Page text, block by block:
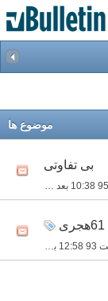
موضوع ها
بی تفاوتی
10:38 بعد از ظهر
12:58 بعد از ظهر